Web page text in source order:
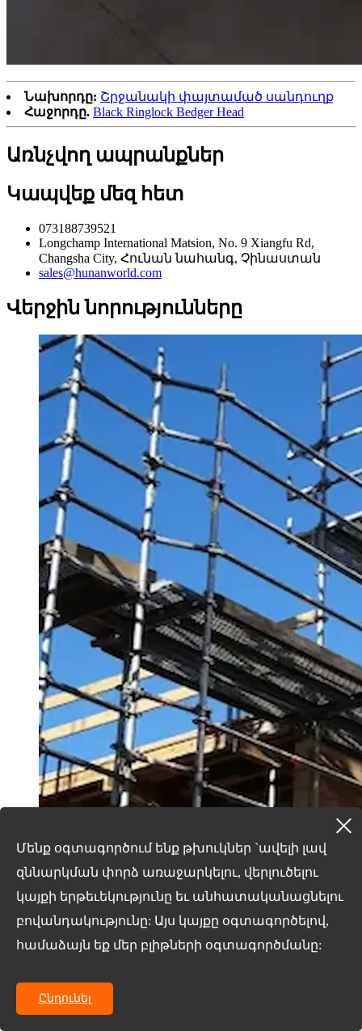
Նախորդը: Շրջանակի փայտամած սանդուղք
Հաջորդը. Black Ringlock Bedger Head
Առնչվող ապրանքներ
Կապվեք մեզ հետ
073188739521
Longchamp International Matsion, No. 9 Xiangfu Rd,
Changsha City, Հունան նահանգ, Չինաստան
sales@hunanworld.com
Վերջին նորությունները
Մենք օգտագործում ենք թխուկներ `ավելի լավ
զննարկման փորձ առաջարկելու, վերլուծելու
կայքի երթեւեկությունը եւ անհատականացնելու
բովանդակությունը: Այս կայքը օգտագործելով,
համաձայն եք մեր բլիթների օգտագործմանը:
Ընդունել